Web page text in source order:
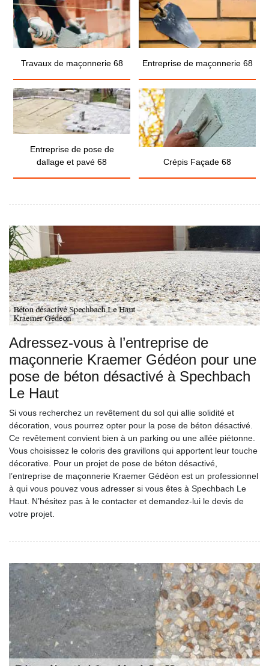
Travaux de maçonnerie 68 Entreprise de maçonnerie 68
Entreprise de pose de
dallage et pavé 68
Crépis Façade 68
Adressez-vous à l’entreprise de
maçonnerie Kraemer Gédéon pour une
pose de béton désactivé à Spechbach
Le Haut
Si vous recherchez un revêtement du sol qui allie solidité et
décoration, vous pourrez opter pour la pose de béton désactivé.
Ce revêtement convient bien à un parking ou une allée piétonne.
Vous choisissez le coloris des gravillons qui apportent leur touche
décorative. Pour un projet de pose de béton désactivé,
l’entreprise de maçonnerie Kraemer Gédéon est un professionnel
à qui vous pouvez vous adresser si vous êtes à Spechbach Le
Haut. N’hésitez pas à le contacter et demandez-lui le devis de
votre projet.